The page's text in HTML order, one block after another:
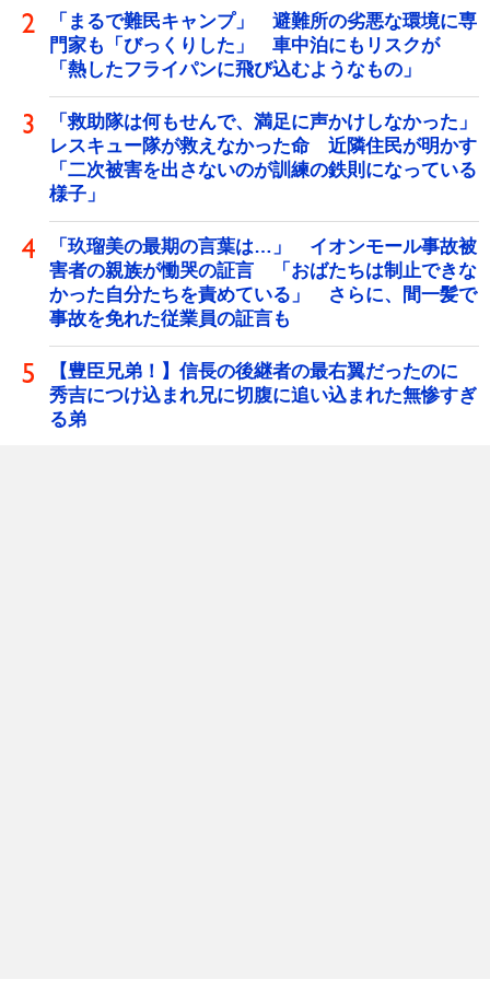
「まるで難民キャンプ」 避難所の劣悪な環境に専
門家も「びっくりした」 車中泊にもリスクが
「熱したフライパンに飛び込むようなもの」
「救助隊は何もせんで、満足に声かけしなかった」
レスキュー隊が救えなかった命 近隣住民が明かす
「二次被害を出さないのが訓練の鉄則になっている
様子」
「玖瑠美の最期の言葉は…」 イオンモール事故被
害者の親族が慟哭の証言 「おばたちは制止できな
かった自分たちを責めている」 さらに、間一髪で
事故を免れた従業員の証言も
【豊臣兄弟！】信長の後継者の最右翼だったのに
秀吉につけ込まれ兄に切腹に追い込まれた無惨すぎ
る弟